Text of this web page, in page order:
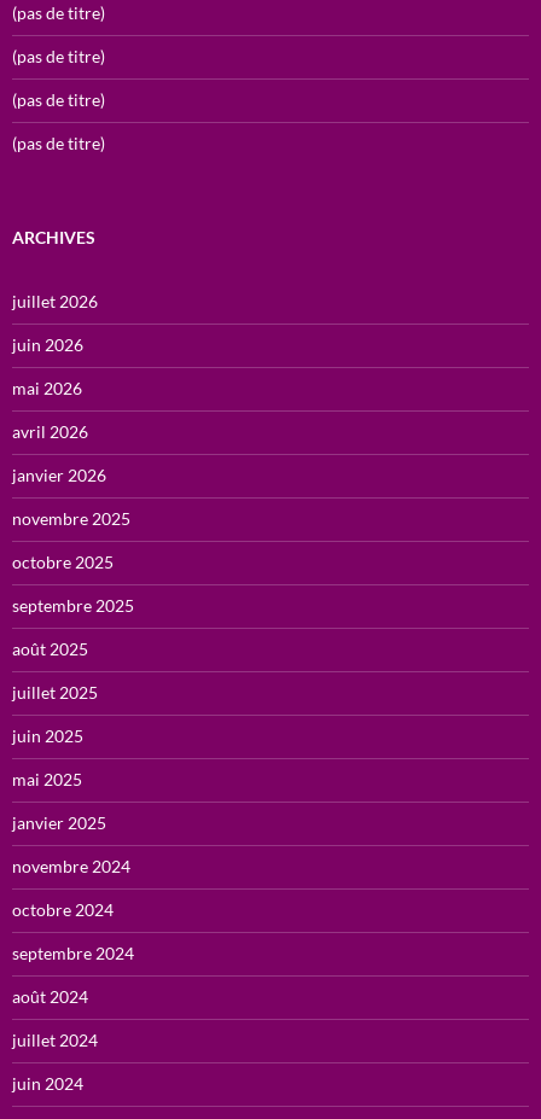
(pas de titre)
(pas de titre)
(pas de titre)
(pas de titre)
ARCHIVES
juillet 2026
juin 2026
mai 2026
avril 2026
janvier 2026
novembre 2025
octobre 2025
septembre 2025
août 2025
juillet 2025
juin 2025
mai 2025
janvier 2025
novembre 2024
octobre 2024
septembre 2024
août 2024
juillet 2024
juin 2024